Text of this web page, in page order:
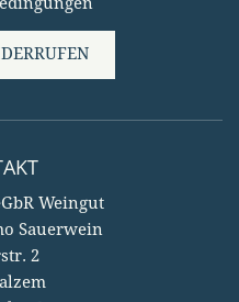
Weingut
Sauerwein
2